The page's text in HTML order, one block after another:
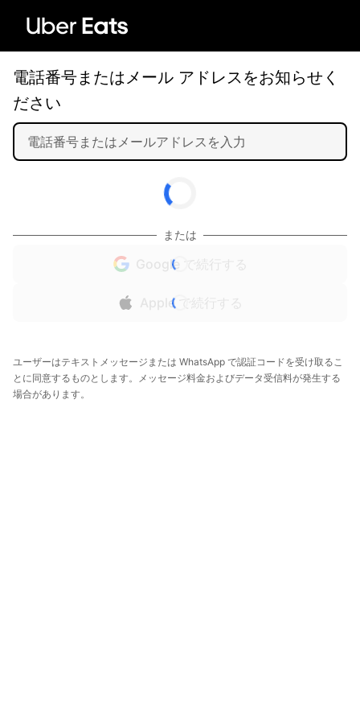
電話番号またはメール アドレスをお知らせく
ださい
または
Google で続行する
Apple で続行する
ユーザーはテキストメッセージまたは WhatsApp で認証コードを受け取るこ
とに同意するものとします。メッセージ料金およびデータ受信料が発生する
場合があります。